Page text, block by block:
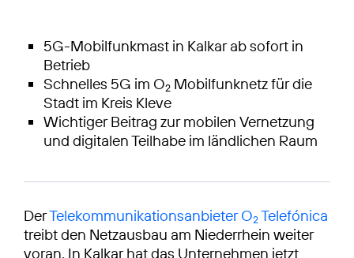
5G-Mobilfunkmast in Kalkar ab sofort in
Betrieb
Schnelles 5G im O2 Mobilfunknetz für die
Stadt im Kreis Kleve
Wichtiger Beitrag zur mobilen Vernetzung
und digitalen Teilhabe im ländlichen Raum
DerTelekommunikationsanbieter O2Telefónica
treibt den Netzausbau am Niederrhein weiter
voran. In Kalkar hat das Unternehmen jetzt